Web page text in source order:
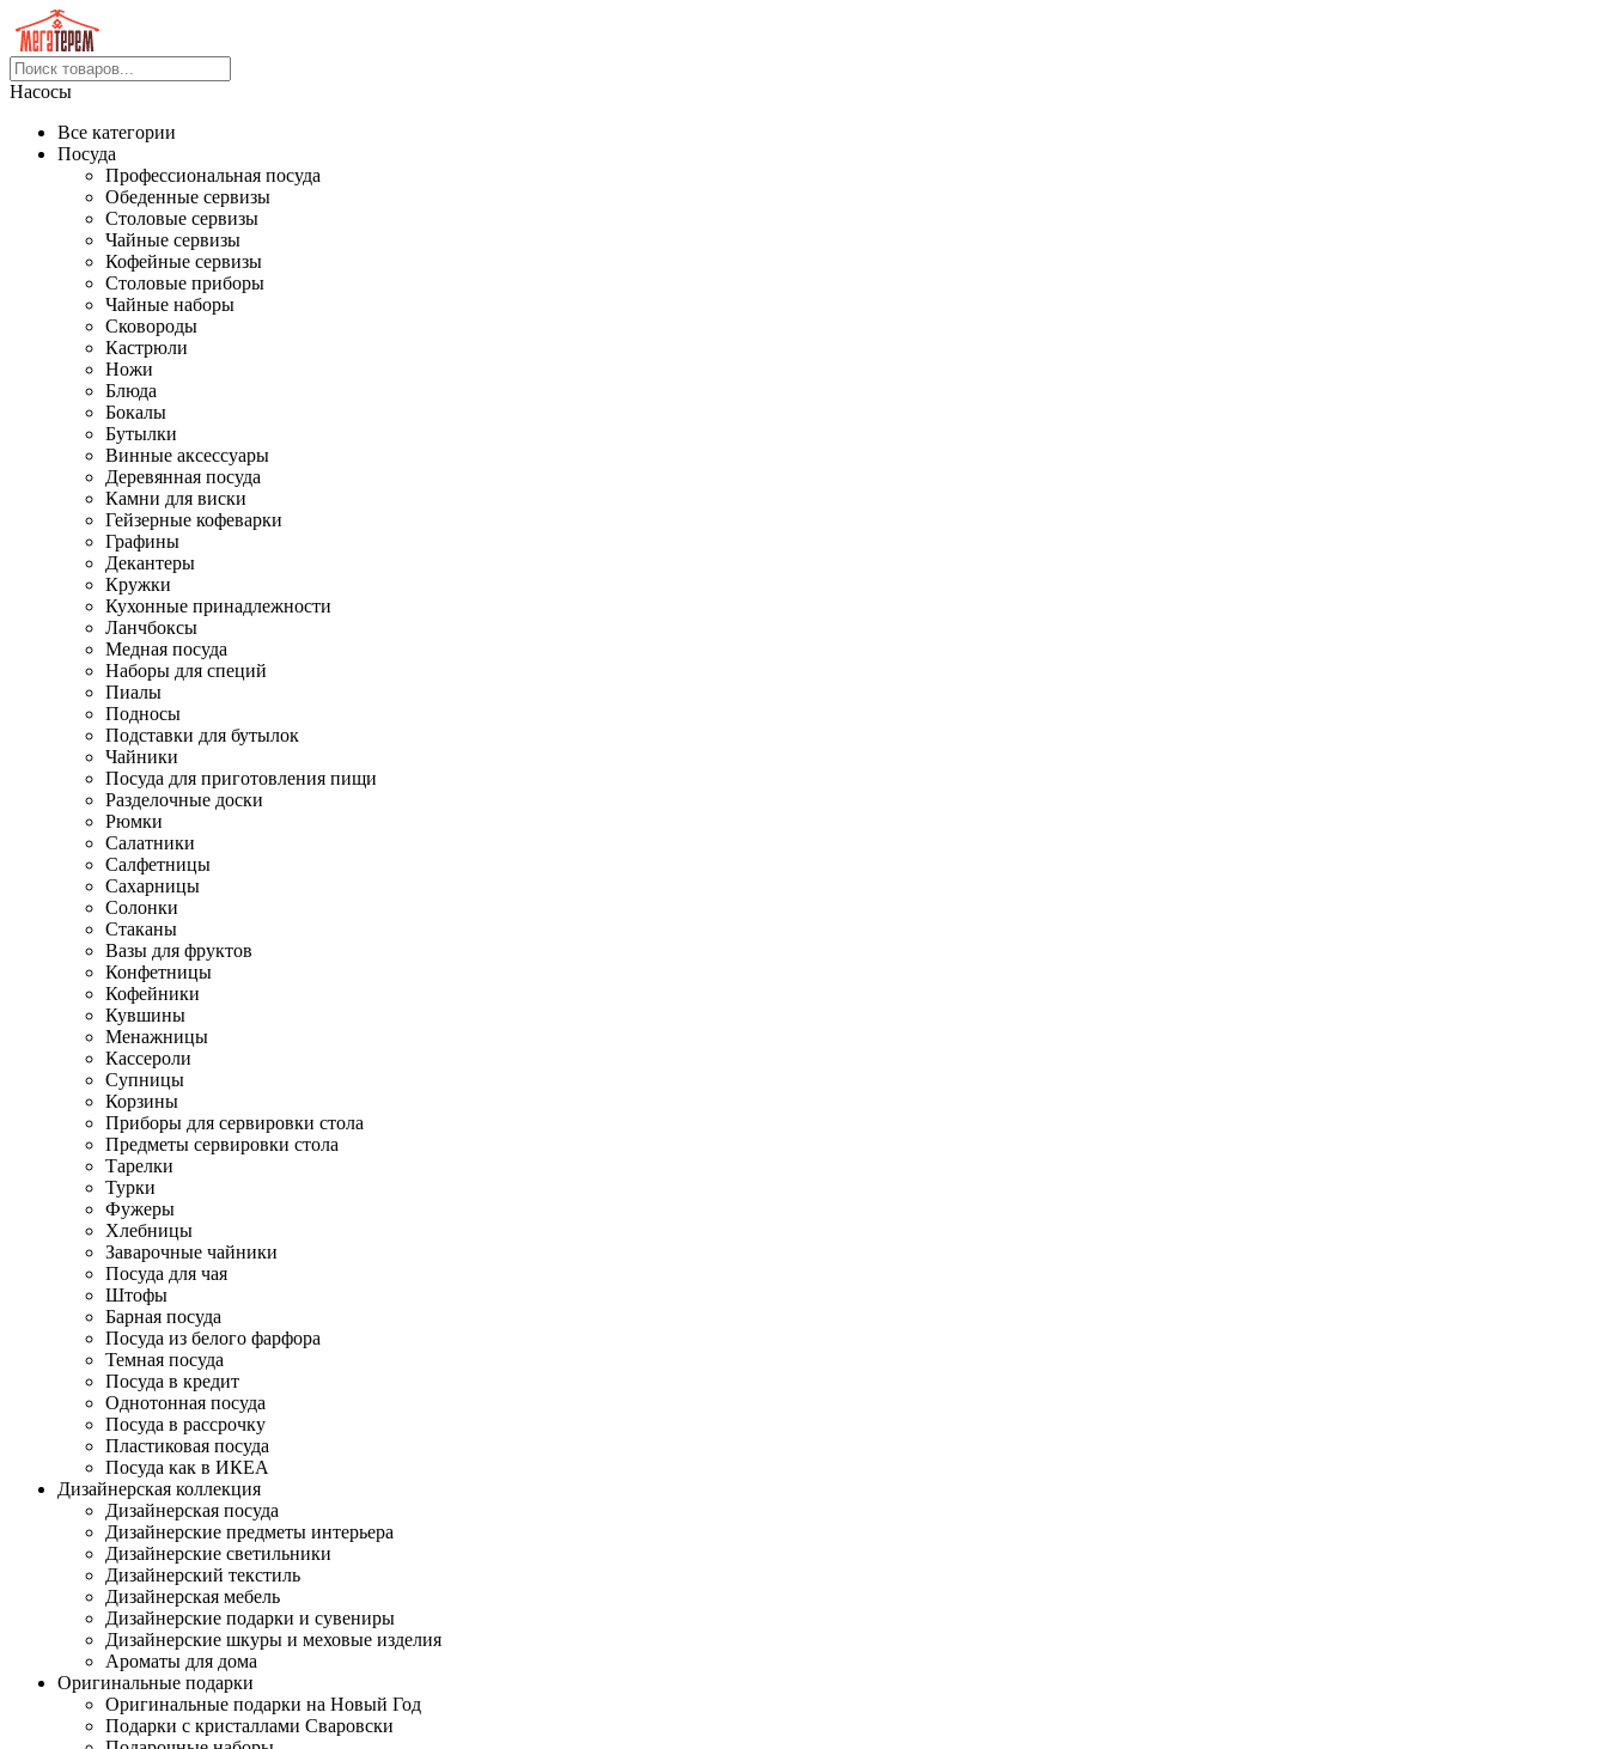
Насосы
Все категории
Посуда
Профессиональная посуда
Обеденные сервизы
Столовые сервизы
Чайные сервизы
Кофейные сервизы
Столовые приборы
Чайные наборы
Сковороды
Кастрюли
Ножи
Блюда
Бокалы
Бутылки
Винные аксессуары
Деревянная посуда
Камни для виски
Гейзерные кофеварки
Графины
Декантеры
Кружки
Кухонные принадлежности
Ланчбоксы
Медная посуда
Наборы для специй
Пиалы
Подносы
Подставки для бутылок
Чайники
Посуда для приготовления пищи
Разделочные доски
Рюмки
Салатники
Салфетницы
Сахарницы
Солонки
Стаканы
Вазы для фруктов
Конфетницы
Кофейники
Кувшины
Менажницы
Кассероли
Супницы
Корзины
Приборы для сервировки стола
Предметы сервировки стола
Тарелки
Турки
Фужеры
Хлебницы
Заварочные чайники
Посуда для чая
Штофы
Барная посуда
Посуда из белого фарфора
Темная посуда
Посуда в кредит
Однотонная посуда
Посуда в рассрочку
Пластиковая посуда
Посуда как в ИКЕА
Дизайнерская коллекция
Дизайнерская посуда
Дизайнерские предметы интерьера
Дизайнерские светильники
Дизайнерский текстиль
Дизайнерская мебель
Дизайнерские подарки и сувениры
Дизайнерские шкуры и меховые изделия
Ароматы для дома
Оригинальные подарки
Оригинальные подарки на Новый Год
Подарки с кристаллами Сваровски